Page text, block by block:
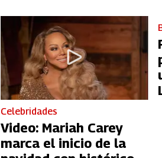
Celebridades
Video: Mariah Carey
marca el inicio de la